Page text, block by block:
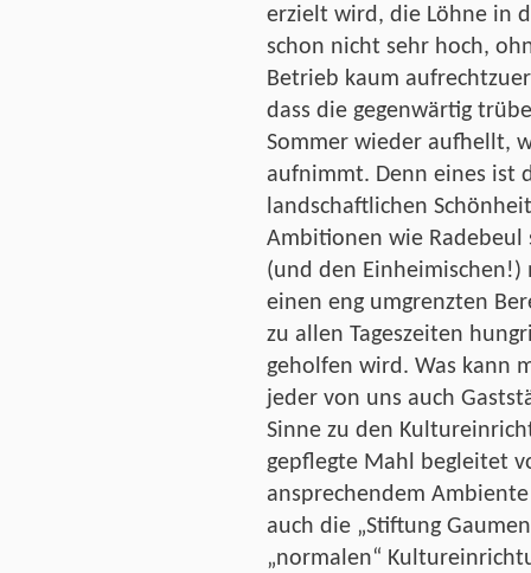
erzielt wird, die Löhne in
schon nicht sehr hoch,
Betrieb kaum
dass die gegenwärtig
Sommer wieder aufhellt,
aufnimmt. Denn eines ist
landschaftlichen
Ambitionen wie Radebeul
(und den
einen eng umgrenzten
zu allen Tageszeiten
geholfen wird. Was kann
jeder von uns auch
Sinne zu den
gepflegte Mahl begleitet
ansprechendem
auch die „Stiftung
„normalen“